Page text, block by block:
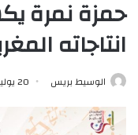
حمزة نمرة
انتاجاته
الوسيط بريس 20 يوليو 2019